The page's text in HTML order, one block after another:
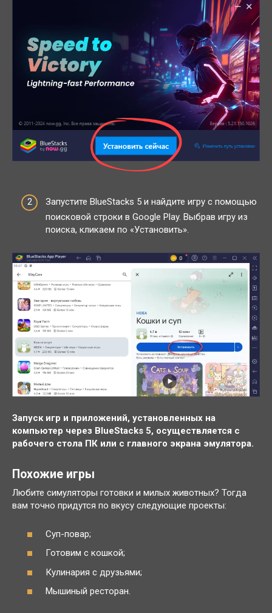
Запустите BlueStacks 5 и найдите игру с помощью
поисковой строки в Google Play. Выбрав игру из
поиска, кликаем по «Установить».
Запуск игр и приложений, установленных на
компьютер через BlueStacks 5, осуществляется с
рабочего стола ПК или с главного экрана эмулятора.
Похожие игры
Любите симуляторы готовки и милых животных? Тогда
вам точно придутся по вкусу следующие проекты:
Суп-повар;
Готовим с кошкой;
Кулинария с друзьями;
Мышиный ресторан.